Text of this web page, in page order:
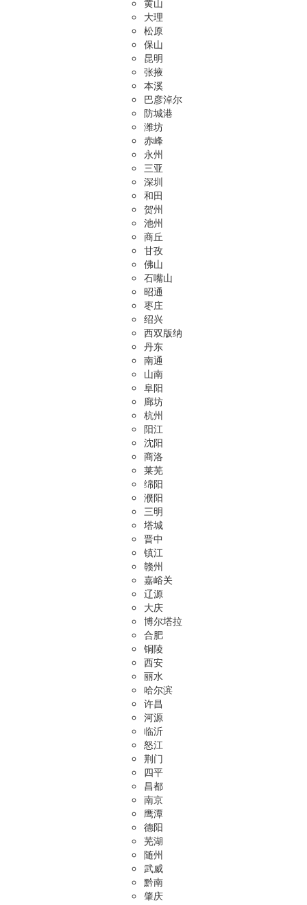
黄山
大理
松原
保山
昆明
张掖
本溪
巴彦淖尔
防城港
潍坊
赤峰
永州
三亚
深圳
和田
贺州
池州
商丘
甘孜
佛山
石嘴山
昭通
枣庄
绍兴
西双版纳
丹东
南通
山南
阜阳
廊坊
杭州
阳江
沈阳
商洛
莱芜
绵阳
濮阳
三明
塔城
晋中
镇江
赣州
嘉峪关
辽源
大庆
博尔塔拉
合肥
铜陵
西安
丽水
哈尔滨
许昌
河源
临沂
怒江
荆门
四平
昌都
南京
鹰潭
德阳
芜湖
随州
武威
黔南
肇庆